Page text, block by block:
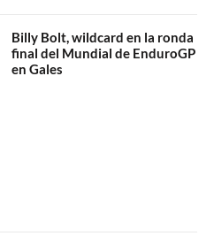
Billy Bolt, wildcard en la ronda
final del Mundial de EnduroGP
en Gales